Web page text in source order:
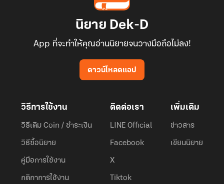
นิยาย Dek-D
App ที่จะทำให้คุณอ่านนิยายจนวางมือถือไม่ลง!
ดาวน์โหลดแอป
วิธีการใช้งาน
วิธีเติม Coin / ชำระเงิน
วิธีซื้อนิยาย
คู่มือการใช้งาน
กติกาการใช้งาน
ติดต่อเรา
LINE Official
Facebook
X
Tiktok
เพิ่มเติม
ข่าวสาร
เขียนนิยาย